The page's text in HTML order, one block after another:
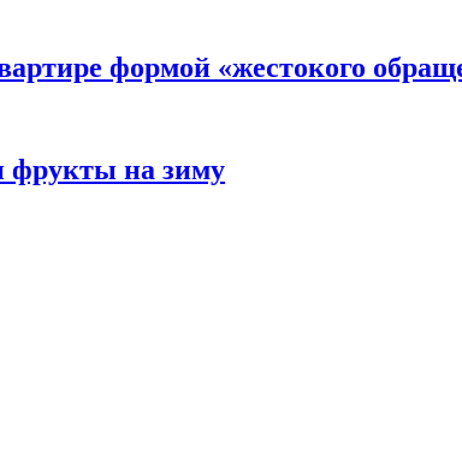
формой «жестокого
фрукты на зиму